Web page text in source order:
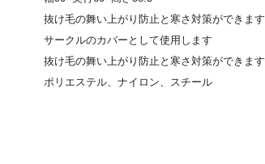
抜け毛の舞い上がり防止と寒さ対策ができます
サークルのカバーとして使用します
抜け毛の舞い上がり防止と寒さ対策ができます
ポリエステル、ナイロン、スチール